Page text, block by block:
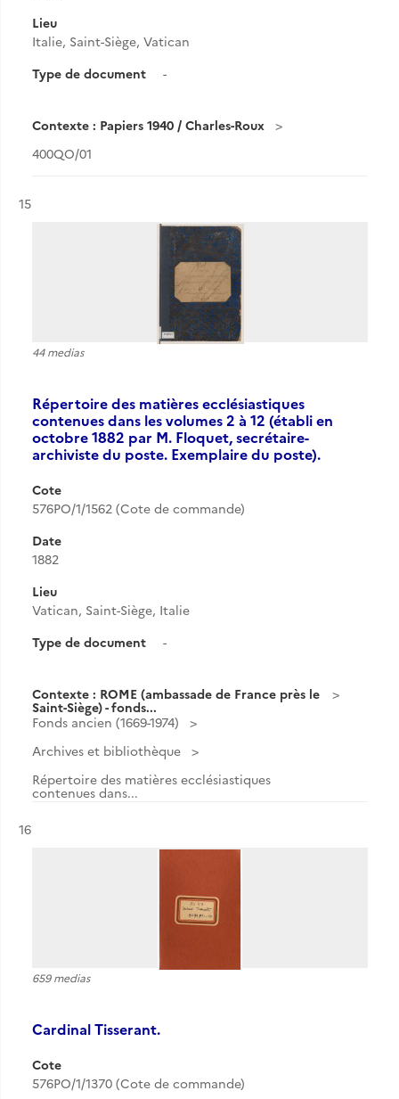
Lieu
Italie, Saint-Siège, Vatican
Type de document
-
Contexte : Papiers 1940 / Charles-Roux
400QO/01
Résultat n°
15
44 medias
Répertoire des matières ecclésiastiques
contenues dans les volumes 2 à 12 (établi en
octobre 1882 par M. Floquet, secrétaire-
archiviste du poste. Exemplaire du poste).
Cote
576PO/1/1562 (Cote de commande)
Date
1882
Lieu
Vatican, Saint-Siège, Italie
Type de document
-
Contexte : ROME (ambassade de France près le
Saint-Siège) - fonds...
Fonds ancien (1669-1974)
Archives et bibliothèque
Répertoire des matières ecclésiastiques
contenues dans...
Résultat n°
16
659 medias
Cardinal Tisserant.
Cote
576PO/1/1370 (Cote de commande)